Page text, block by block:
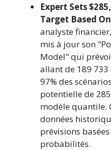
Expert Sets
Target Based
analyste
mis à jour son
Model" qui
allant de 189 733
97% des
potentielle de
modèle quantile.
données
prévisions
probabilités.